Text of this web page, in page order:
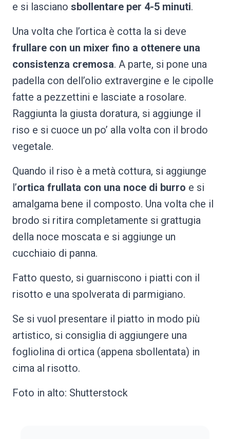
e si lasciano sbollentare per 4-5 minuti.
Una volta che l’ortica è cotta la si deve
frullare con un mixer fino a ottenere una
consistenza cremosa. A parte, si pone una
padella con dell’olio extravergine e le cipolle
fatte a pezzettini e lasciate a rosolare.
Raggiunta la giusta doratura, si aggiunge il
riso e si cuoce un po’ alla volta con il brodo
vegetale.
Quando il riso è a metà cottura, si aggiunge
l’ortica frullata con una noce di burro e si
amalgama bene il composto. Una volta che il
brodo si ritira completamente si grattugia
della noce moscata e si aggiunge un
cucchiaio di panna.
Fatto questo, si guarniscono i piatti con il
risotto e una spolverata di parmigiano.
Se si vuol presentare il piatto in modo più
artistico, si consiglia di aggiungere una
fogliolina di ortica (appena sbollentata) in
cima al risotto.
Foto in alto: Shutterstock